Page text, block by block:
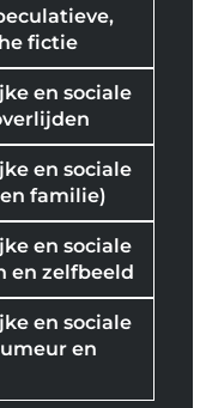
fictie
en sociale
en sociale
familie)
en sociale
en zelfbeeld
en sociale
en